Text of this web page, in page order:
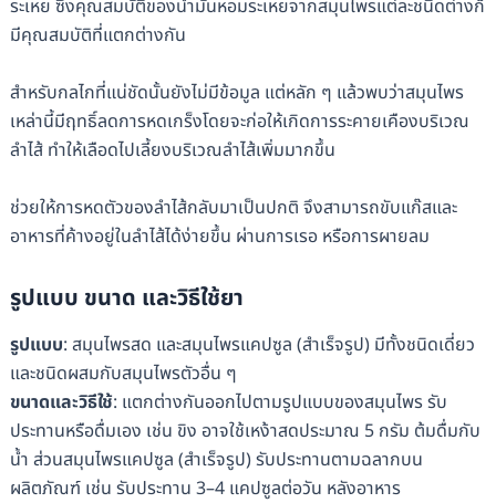
ระเหย ซึ่งคุณสมบัติของน้ำมันหอมระเหยจากสมุนไพรแต่ละชนิดต่างก็
มีคุณสมบัติที่แตกต่างกัน
สำหรับกลไกที่แน่ชัดนั้นยังไม่มีข้อมูล แต่หลัก ๆ แล้วพบว่าสมุนไพร
เหล่านี้มีฤทธิ์ลดการหดเกร็งโดยจะก่อให้เกิดการระคายเคืองบริเวณ
ลำไส้ ทำให้เลือดไปเลี้ยงบริเวณลำไส้เพิ่มมากขึ้น
ช่วยให้การหดตัวของลำไส้กลับมาเป็นปกติ จึงสามารถขับแก๊สและ
อาหารที่ค้างอยู่ในลำไส้ได้ง่ายขึ้น ผ่านการเรอ หรือการผายลม
รูปแบบ ขนาด และวิธีใช้ยา
รูปแบบ: สมุนไพรสด และสมุนไพรแคปซูล (สำเร็จรูป) มีทั้งชนิดเดี่ยว
และชนิดผสมกับสมุนไพรตัวอื่น ๆ
ขนาดและวิธีใช้: แตกต่างกันออกไปตามรูปแบบของสมุนไพร รับ
ประทานหรือดื่มเอง เช่น ขิง อาจใช้เหง้าสดประมาณ 5 กรัม ต้มดื่มกับ
น้ำ ส่วนสมุนไพรแคปซูล (สำเร็จรูป) รับประทานตามฉลากบน
ผลิตภัณฑ์ เช่น รับประทาน 3–4 แคปซูลต่อวัน หลังอาหาร